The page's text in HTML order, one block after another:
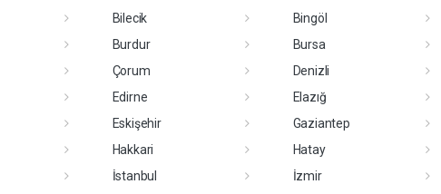
Bilecik
Bingöl
Burdur
Bursa
Çorum
Denizli
Edirne
Elazığ
Eskişehir
Gaziantep
Hakkari
Hatay
İstanbul
İzmir